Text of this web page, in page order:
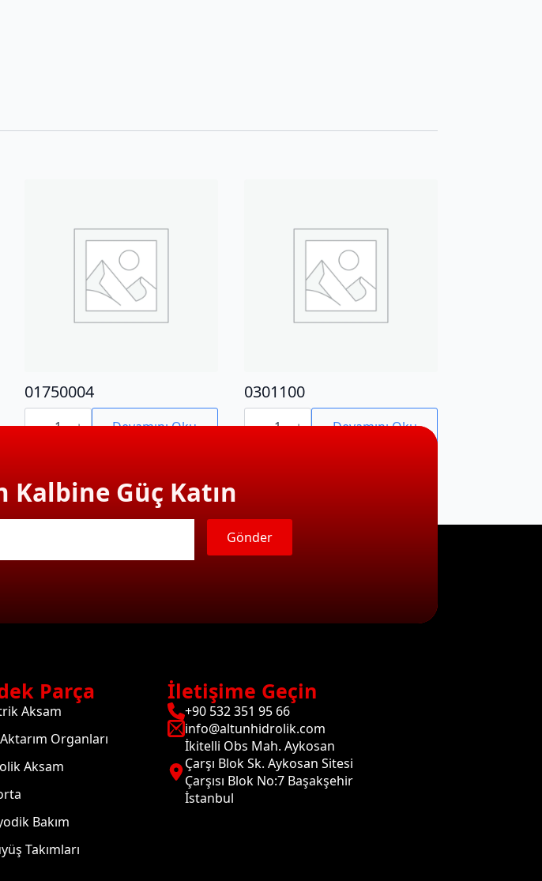
01750004
01750004
adet Devamını Oku
0301100
0301100
adet Devamını Oku
Kalbine Güç Katın
Gönder
Parça
Aksam
Organları
Aksam
Bakım
Takımları
İletişime Geçin
+90 532 351 95 66
info@altunhidrolik.com
İkitelli Obs Mah. Aykosan
Çarşı Blok Sk. Aykosan Sitesi
Çarşısı Blok No:7 Başakşehir
İstanbul